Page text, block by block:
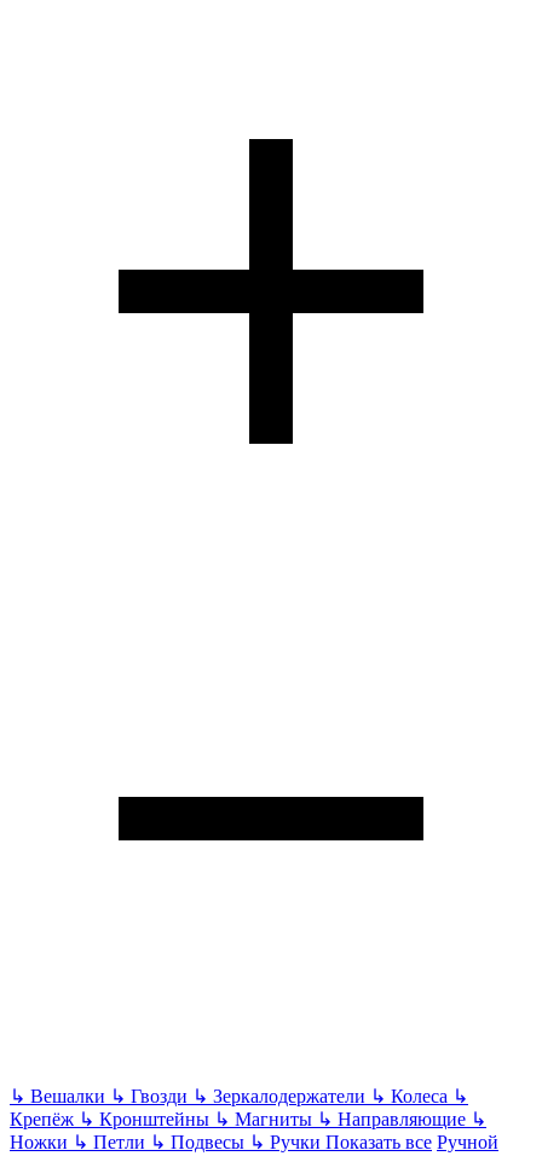
↳ Вешалки ↳ Гвозди ↳ Зеркалодержатели ↳ Колеса ↳
Крепёж ↳ Кронштейны ↳ Магниты ↳ Направляющие ↳
Ножки ↳ Петли ↳ Подвесы ↳ Ручки Показать все Ручной